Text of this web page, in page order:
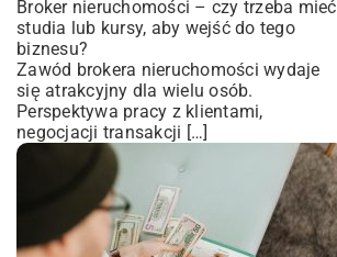
Broker nieruchomości – czy trzeba mieć
studia lub kursy, aby wejść do tego
biznesu?
Zawód brokera nieruchomości wydaje
się atrakcyjny dla wielu osób.
Perspektywa pracy z klientami,
negocjacji transakcji […]